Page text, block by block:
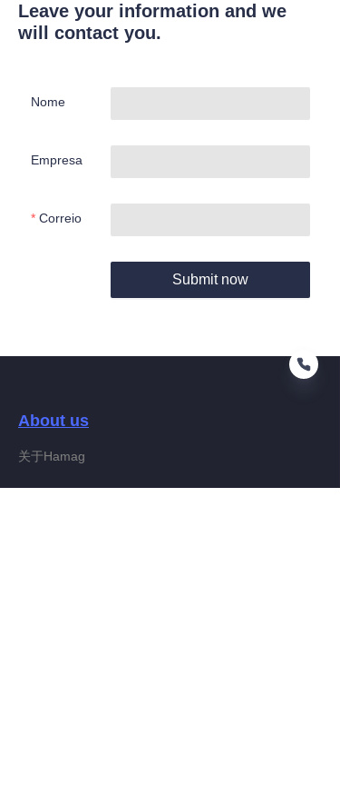
Leave your information and we
will contact you.
Nome
Empresa
Correio
Submit now
About us
关于Hamag
PT